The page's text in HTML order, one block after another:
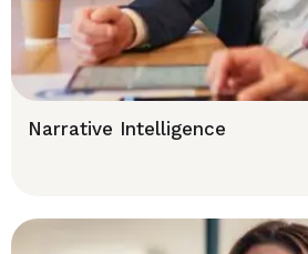
Narrative Intelligence